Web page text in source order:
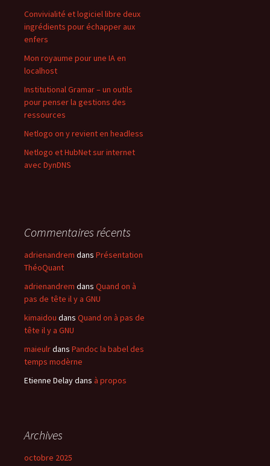
Convivialité et logiciel libre deux
ingrédients pour échapper aux
enfers
Mon royaume pour une IA en
localhost
Institutional Gramar – un outils
pour penser la gestions des
ressources
Netlogo on y revient en headless
Netlogo et HubNet sur internet
avec DynDNS
Commentaires récents
adrienandrem dans Présentation
ThéoQuant
adrienandrem dans Quand on à
pas de tête il y a GNU
kimaidou dans Quand on à pas de
tête il y a GNU
maieulrdans Pandoc la babel des
temps modèrne
Etienne Delaydans à propos
Archives
octobre 2025